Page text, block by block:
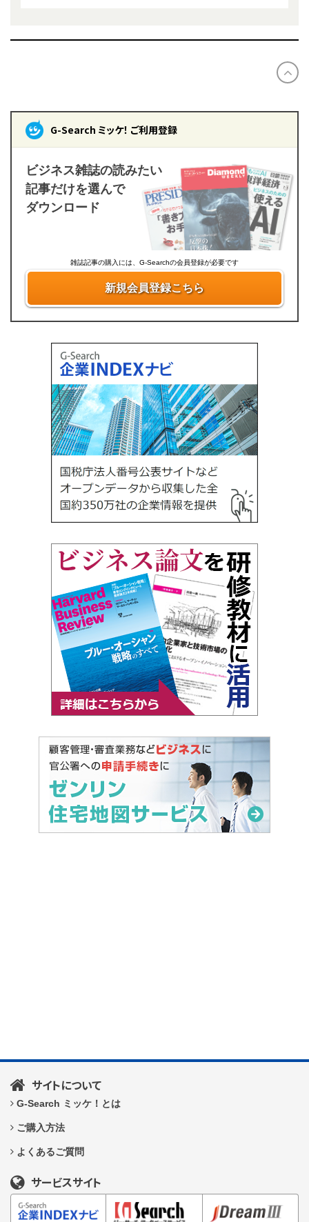
G-Search ミッケ！ ご利用登録
ビジネス雑誌の読みたい
記事だけを選んで
ダウンロード
雑誌記事の購入には、G-Searchの会員登録が必要です
新規会員登録こちら
サイトについて
G-Search ミッケ！とは
ご購入方法
よくあるご質問
サービスサイト